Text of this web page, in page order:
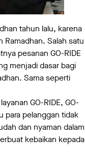
tahun lalu, karena
Ramadhan. Salah satu
pesanan GO-RIDE
menjadi dasar bagi
Sama seperti
GO-RIDE, GO-
para pelanggan tidak
dan nyaman dalam
kebaikan kepada